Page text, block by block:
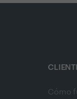
Cómo